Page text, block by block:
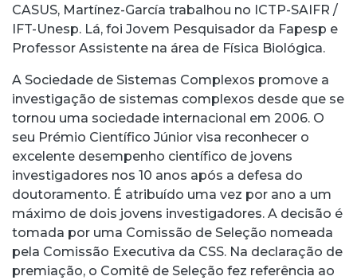
CASUS, Martínez-García trabalhou no ICTP-SAIFR /
IFT-Unesp. Lá, foi Jovem Pesquisador da Fapesp e
Professor Assistente na área de Física Biológica.
A Sociedade de Sistemas Complexos promove a
investigação de sistemas complexos desde que se
tornou uma sociedade internacional em 2006. O
seu Prémio Científico Júnior visa reconhecer o
excelente desempenho científico de jovens
investigadores nos 10 anos após a defesa do
doutoramento. É atribuído uma vez por ano a um
máximo de dois jovens investigadores. A decisão é
tomada por uma Comissão de Seleção nomeada
pela Comissão Executiva da CSS. Na declaração de
premiação, o Comitê de Seleção fez referência ao